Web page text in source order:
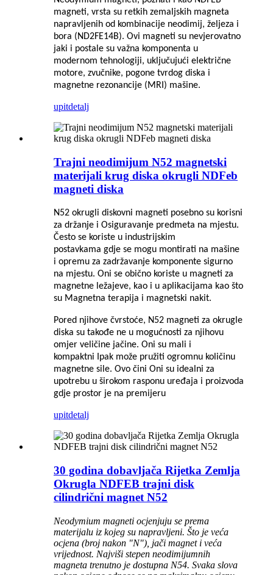
magneti, vrsta su retkih zemaljskih magneta
napravljenih od kombinacije neodimij, željeza i
bora (ND2FE14B). Ovi magneti su nevjerovatno
jaki i postale su važna komponenta u
modernom tehnologiji, uključujući električne
motore, zvučnike, pogone tvrdog diska i
magnetne rezonancije (MRI) mašine.
upitdetalj
Trajni neodimijum N52 magnetski
materijali krug diska okrugli NDFeb
magneti diska
N52 okrugli diskovni magneti posebno su korisni
za držanje i Osiguravanje predmeta na mjestu.
Često se koriste u industrijskim
postavkama gdje se mogu montirati na mašine
i opremu za zadržavanje komponente sigurno
na mjestu. Oni se obično koriste u magneti za
magnetne ležajeve, kao i u aplikacijama kao što
su Magnetna terapija i magnetski nakit.
Pored njihove čvrstoće, N52 magneti za okrugle
diska su takođe ne u mogućnosti za njihovu
omjer veličine jačine. Oni su mali i
kompaktni Ipak može pružiti ogromnu količinu
magnetne sile. Ovo čini Oni su idealni za
upotrebu u širokom rasponu uređaja i proizvoda
gdje prostor je na premijeru
upitdetalj
30 godina dobavljača Rijetka Zemlja
Okrugla NDFEB trajni disk
cilindrični magnet N52
Neodymium magneti ocjenjuju se prema
materijalu iz kojeg su napravljeni. Što je veća
ocjena (broj nakon "N"), jači magnet i veća
vrijednost. Najviši stepen neodimijumnih
magneta trenutno je dostupna N54. Svaka slova